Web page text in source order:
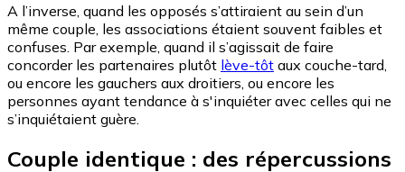
A l’inverse, quand les opposés s’attiraient au sein d’un
même couple, les associations étaient souvent faibles et
confuses. Par exemple, quand il s’agissait de faire
concorder les partenaires plutôt lève-tôt aux couche-tard,
ou encore les gauchers aux droitiers, ou encore les
personnes ayant tendance à s'inquiéter avec celles qui ne
s’inquiétaient guère.
Couple identique : des répercussions